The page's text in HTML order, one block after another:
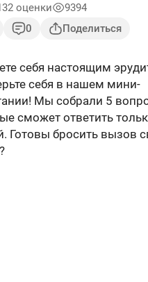
оценки
9394
0 Поделиться
себя настоящим
себя в нашем мини-
Мы собрали 5
сможет ответить
Готовы бросить вызов